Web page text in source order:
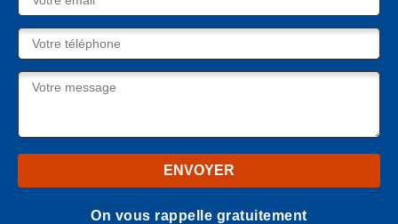
On vous rappelle gratuitement